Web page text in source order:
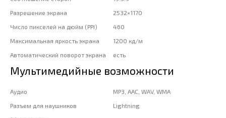
Разрешение экрана
2532×1170
Число пикселей на дюйм (PPI)
460
Максимальная яркость экрана
1200 кд/м
Автоматический поворот экрана
есть
Мультимедийные возможности
Аудио
MP3, AAC, WAV, WMA
Разъем для наушников
Lightning